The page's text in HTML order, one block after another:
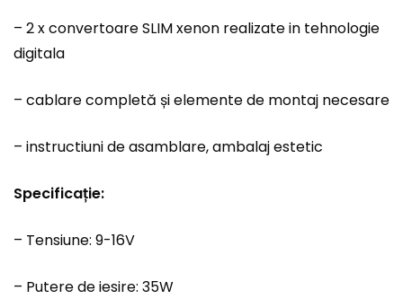
– 2 x convertoare SLIM xenon realizate in tehnologie
digitala
– cablare completă și elemente de montaj necesare
– instructiuni de asamblare, ambalaj estetic
Specificație:
– Tensiune: 9-16V
– Putere de iesire: 35W